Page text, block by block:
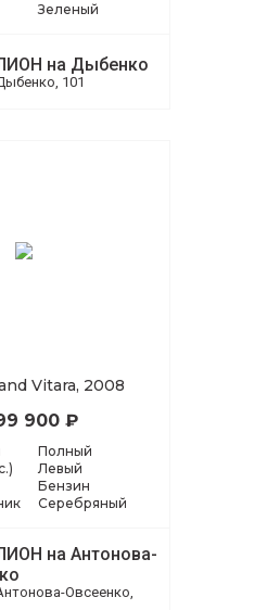
Зеленый
на Дыбенко
101
Vitara, 2008
900 ₽
Полный
Левый
Бензин
Серебряный
на Антонова-
Овсеенко,